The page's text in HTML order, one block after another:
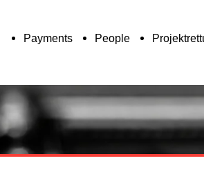
Payments People